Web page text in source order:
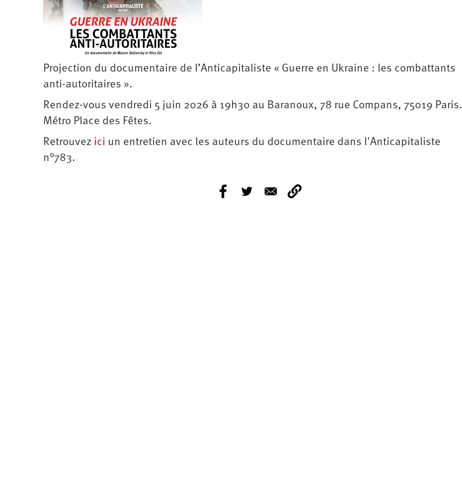
Services
publics
Dans
mon
département
Europe
Moyen-
Océanie
Projection du documentaire de l’Anticapitaliste « Guerre en Ukraine : les combattants
anti-autoritaires ».
Rendez-vous vendredi 5 juin 2026 à 19h30 au Baranoux, 78 rue Compans, 75019 Paris.
Métro Place des Fêtes.
Retrouvez ici un entretien avec les auteurs du documentaire dans l'Anticapitaliste
n°783.